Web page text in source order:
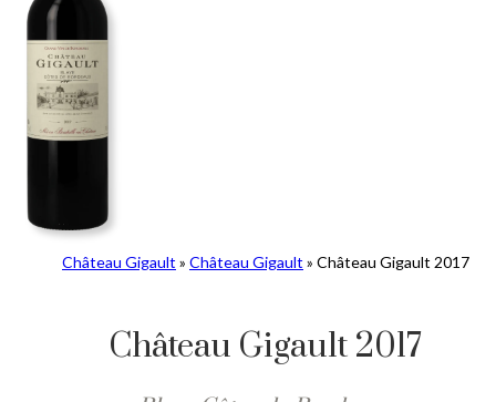
Château Gigault » Château Gigault » Château Gigault 2017
Château Gigault 2017